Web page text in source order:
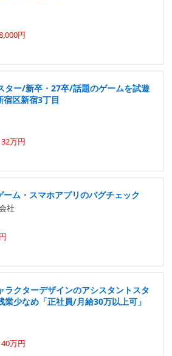
円
ター/新卒・27卒/話題のゲームを試遊
区新宿3丁目
万円
ム・スマホアプリのバグチェック
社
ラクターデザインのアシスタントスタ
業少なめ「正社員/月給30万以上可」
万円